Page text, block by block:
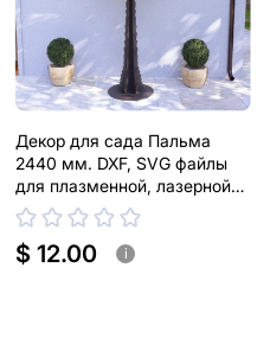
Декор для сада Пальма
2440 мм. DXF, SVG файлы
для плазменной, лазерной
резки
$ 12.00 i